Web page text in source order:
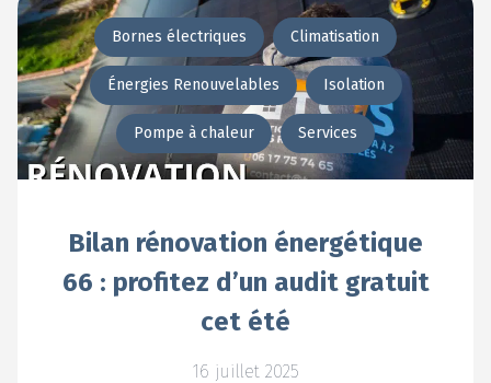
Bornes électriques Climatisation
Énergies Renouvelables Isolation
Pompe à chaleur Services
Bilan rénovation énergétique
66 : profitez d’un audit gratuit
cet été
16 juillet 2025